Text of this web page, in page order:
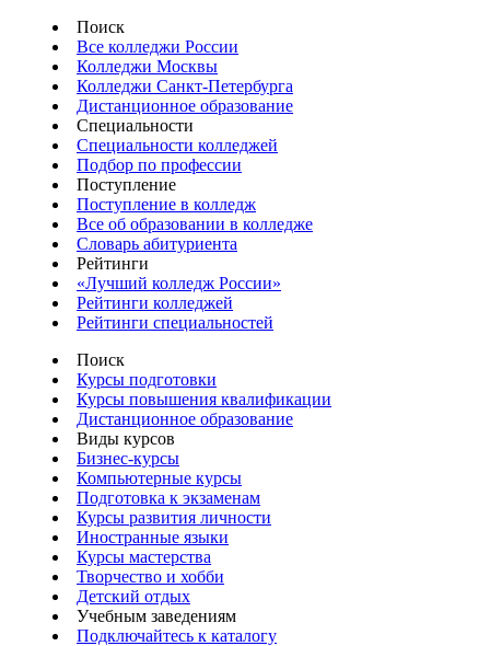
Поиск
Все колледжи России
Колледжи Москвы
Колледжи Санкт-Петербурга
Дистанционное образование
Специальности
Специальности колледжей
Подбор по профессии
Поступление
Поступление в колледж
Все об образовании в колледже
Словарь абитуриента
Рейтинги
«Лучший колледж России»
Рейтинги колледжей
Рейтинги специальностей
Поиск
Курсы подготовки
Курсы повышения квалификации
Дистанционное образование
Виды курсов
Бизнес-курсы
Компьютерные курсы
Подготовка к экзаменам
Курсы развития личности
Иностранные языки
Курсы мастерства
Творчество и хобби
Детский отдых
Учебным заведениям
Подключайтесь к каталогу